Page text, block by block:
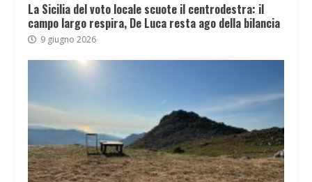
La Sicilia del voto locale scuote il centrodestra: il
campo largo respira, De Luca resta ago della bilancia
9 giugno 2026